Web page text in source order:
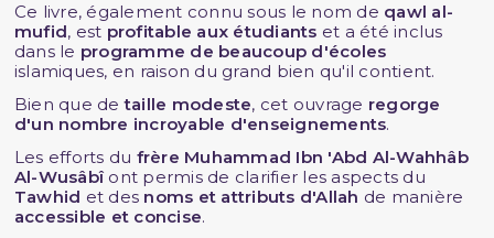
Ce livre, également connu sous le nom de qawl al-
mufid, est profitable aux étudiants et a été inclus
dans le programme de beaucoup d'écoles
islamiques, en raison du grand bien qu'il contient.
Bien que detaille modeste, cet ouvrage regorge
d'un nombre incroyable d'enseignements.
Les efforts du frère Muhammad Ibn 'Abd Al-Wahhâb
Al-Wusâbîont permis de clarifier les aspects du
Tawhid et des noms et attributs d'Allah de manière
accessible et concise.